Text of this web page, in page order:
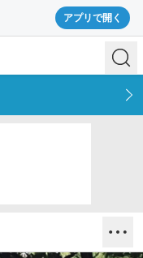
アプリで開く